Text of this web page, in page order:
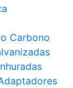
Carbono